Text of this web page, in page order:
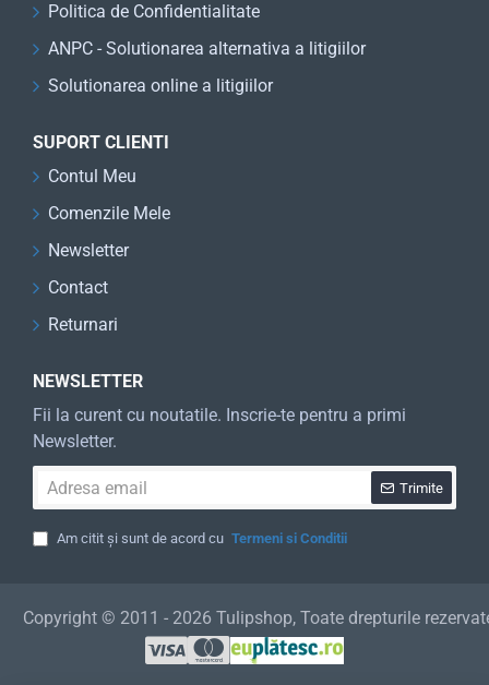
Politica de Confidentialitate
ANPC - Solutionarea alternativa a litigiilor
Solutionarea online a litigiilor
SUPORT CLIENTI
Contul Meu
Comenzile Mele
Newsletter
Contact
Returnari
NEWSLETTER
Fii la curent cu noutatile. Inscrie-te pentru a primi
Newsletter.
email
Trimite
Am citit și sunt de acord cu Termeni si Conditii
Copyright © 2011 - 2026 Tulipshop, Toate drepturile